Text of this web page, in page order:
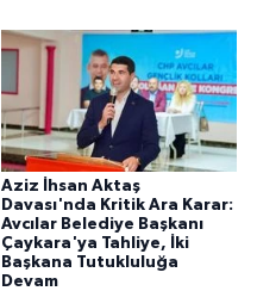
Aziz İhsan Aktaş
Davası'nda Kritik Ara Karar:
Avcılar Belediye Başkanı
Çaykara'ya Tahliye, İki
Başkana Tutukluluğa
Devam